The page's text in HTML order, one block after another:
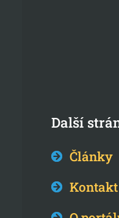
Další
Články
Kontakt